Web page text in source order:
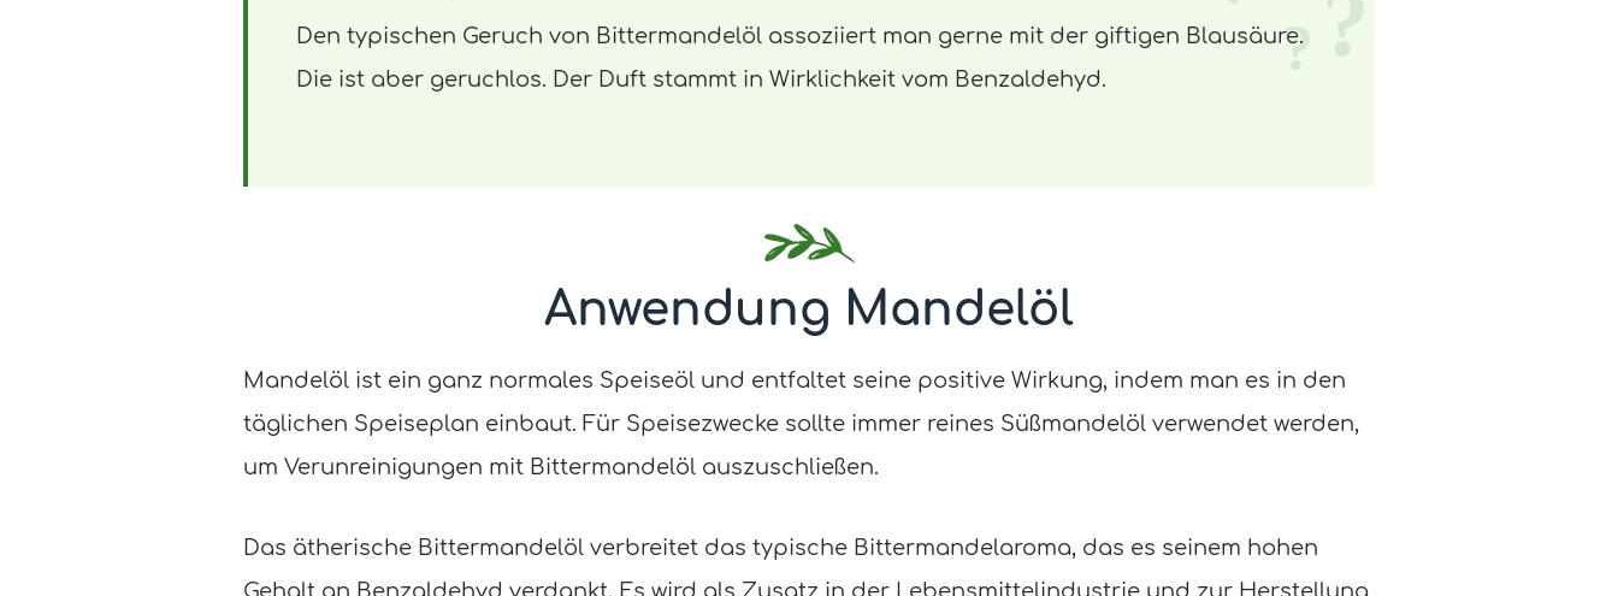
Den typischen Geruch von Bittermandelöl assoziiert man gerne mit der giftigen Blausäure.
Die ist aber geruchlos. Der Duft stammt in Wirklichkeit vom Benzaldehyd.
Anwendung Mandelöl
Mandelöl ist ein ganz normales Speiseöl und entfaltet seine positive Wirkung, indem man es in den
täglichen Speiseplan einbaut. Für Speisezwecke sollte immer reines Süßmandelöl verwendet werden,
um Verunreinigungen mit Bittermandelöl auszuschließen.
Das ätherische Bittermandelöl verbreitet das typische Bittermandelaroma, das es seinem hohen
Gehalt an Benzaldehyd verdankt. Es wird als Zusatz in der Lebensmittelindustrie und zur Herstellung